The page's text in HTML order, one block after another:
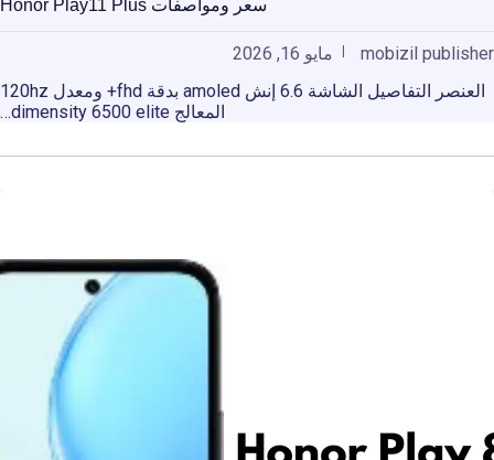
سعر ومواصفات Honor Play11 Plus
mobizil publisher
مايو 16, 2026
العنصر التفاصيل الشاشة 6.6 إنش amoled بدقة fhd+ ومعدل 120hz
المعالج dimensity 6500 elite…